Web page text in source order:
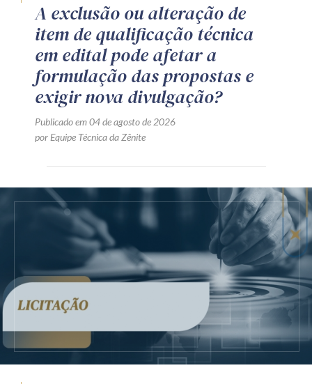
A exclusão ou alteração de
item de qualificação técnica
em edital pode afetar a
formulação das propostas e
exigir nova divulgação?
Publicado em 04 de agosto de 2026
por Equipe Técnica da Zênite